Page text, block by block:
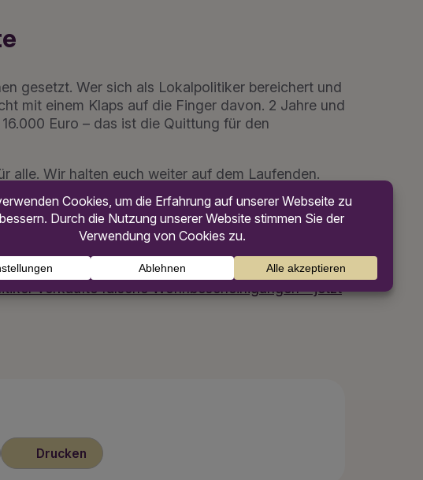
gesetzt. Wer sich als Lokalpolitiker bereichert und
mit einem Klaps auf die Finger davon. 2 Jahre und
Euro – das ist die Quittung für den
alle. Wir halten euch weiter auf dem Laufenden.
der Sound der Weltstadt!
verkaufte falsche Wohnbescheinigungen – jetzt
Drucken